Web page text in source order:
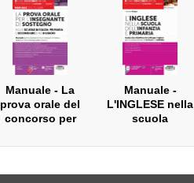
Per la prova orale
Manuale - La
prova orale del
concorso per
Sostegno
Primaria
Manuale -
L'INGLESE nella
scuola
primaria